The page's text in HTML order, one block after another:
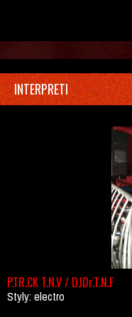
INTERPRETI
P.TR.CK T.N.V / DJDr.T.N.F
Styly: electro